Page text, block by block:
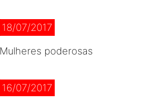
18/07/2017
Mulheres poderosas
16/07/2017